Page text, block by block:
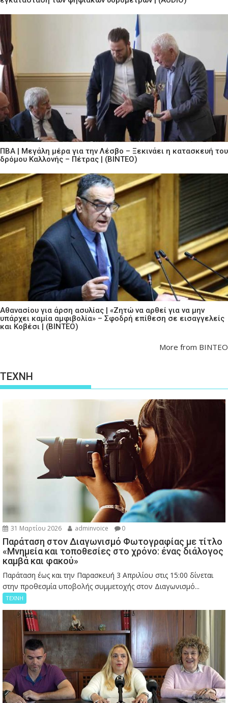
ΠΒΑ | Μεγάλη μέρα για την Λέσβο – Ξεκινάει η κατασκευή του
δρόμου Καλλονής – Πέτρας | (ΒΙΝΤΕΟ)
Αθανασίου για άρση ασυλίας | «Ζητώ να αρθεί για να μην
υπάρχει καμία αμφιβολία» – Σφοδρή επίθεση σε εισαγγελείς
και Κοβέσι | (ΒΙΝΤΕΟ)
More from ΒΙΝΤΕΟ
ΤΕΧΝΗ
31 Μαρτίου 2026 adminvoice 0
Παράταση στον Διαγωνισμό Φωτογραφίας με τίτλο
«Μνημεία και τοποθεσίες στο χρόνο: ένας διάλογος
καμβά και φακού»
Παράταση έως και την Παρασκευή 3 Απριλίου στις 15:00 δίνεται
στην προθεσμία υποβολής συμμετοχής στον Διαγωνισμό...
ΤΕΧΝΗ